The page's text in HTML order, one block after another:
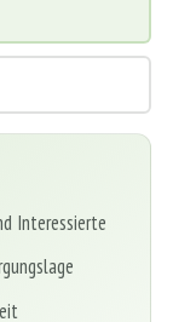
Interessierte